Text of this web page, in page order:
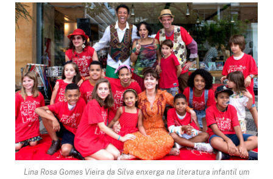
Lina Rosa Gomes Vieira da Silva enxerga na literatura infantil um